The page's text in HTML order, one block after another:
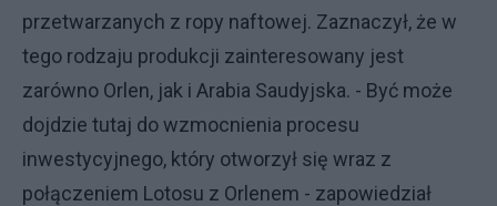
przetwarzanych z ropy naftowej. Zaznaczył, że w
tego rodzaju produkcji zainteresowany jest
zarówno Orlen, jak i Arabia Saudyjska. - Być może
dojdzie tutaj do wzmocnienia procesu
inwestycyjnego, który otworzył się wraz z
połączeniem Lotosu z Orlenem - zapowiedział